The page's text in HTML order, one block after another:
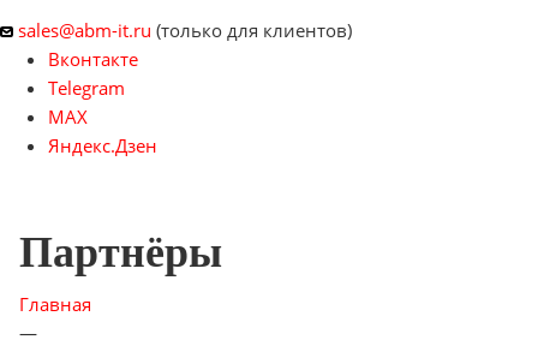
sales@abm-it.ru (только для клиентов)
Вконтакте
Telegram
MAX
Яндекс.Дзен
Партнёры
Главная
—